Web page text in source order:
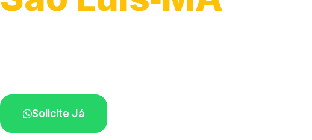
Solicite Já